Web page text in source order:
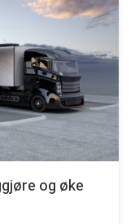
og øke